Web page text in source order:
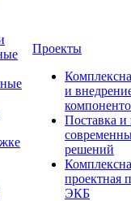
Проекты
и
Поставка и
решений
проектная
ЭКБ